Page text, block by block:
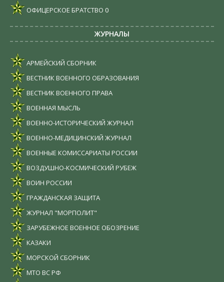
ОФИЦЕРСКОЕ БРАТСТВО 0
ЖУРНАЛЫ
АРМЕЙСКИЙ СБОРНИК
ВЕСТНИК ВОЕННОГО ОБРАЗОВАНИЯ
ВЕСТНИК ВОЕННОГО ПРАВА
ВОЕННАЯ МЫСЛЬ
ВОЕННО-ИСТОРИЧЕСКИЙ ЖУРНАЛ
ВОЕННО-МЕДИЦИНСКИЙ ЖУРНАЛ
ВОЕННЫЕ КОМИССАРИАТЫ РОССИИ
ВОЗДУШНО-КОСМИЧЕСКИЙ РУБЕЖ
ВОИН РОССИИ
ГРАЖДАНСКАЯ ЗАЩИТА
ЖУРНАЛ "МОРПОЛИТ"
ЗАРУБЕЖНОЕ ВОЕННОЕ ОБОЗРЕНИЕ
КАЗАКИ
МОРСКОЙ СБОРНИК
МТО ВС РФ